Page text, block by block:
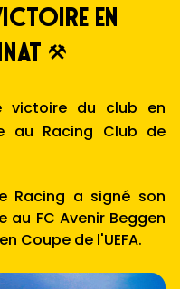
en
victoire du club en
au Racing Club de
Racing a signé son
FC Avenir Beggen
Coupe de l'UEFA.